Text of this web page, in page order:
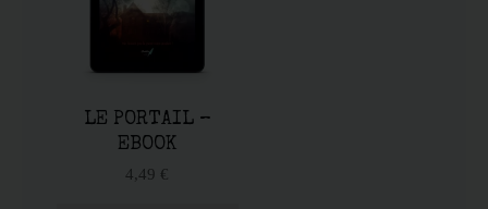
LE PORTAIL –
EBOOK
4,49 €